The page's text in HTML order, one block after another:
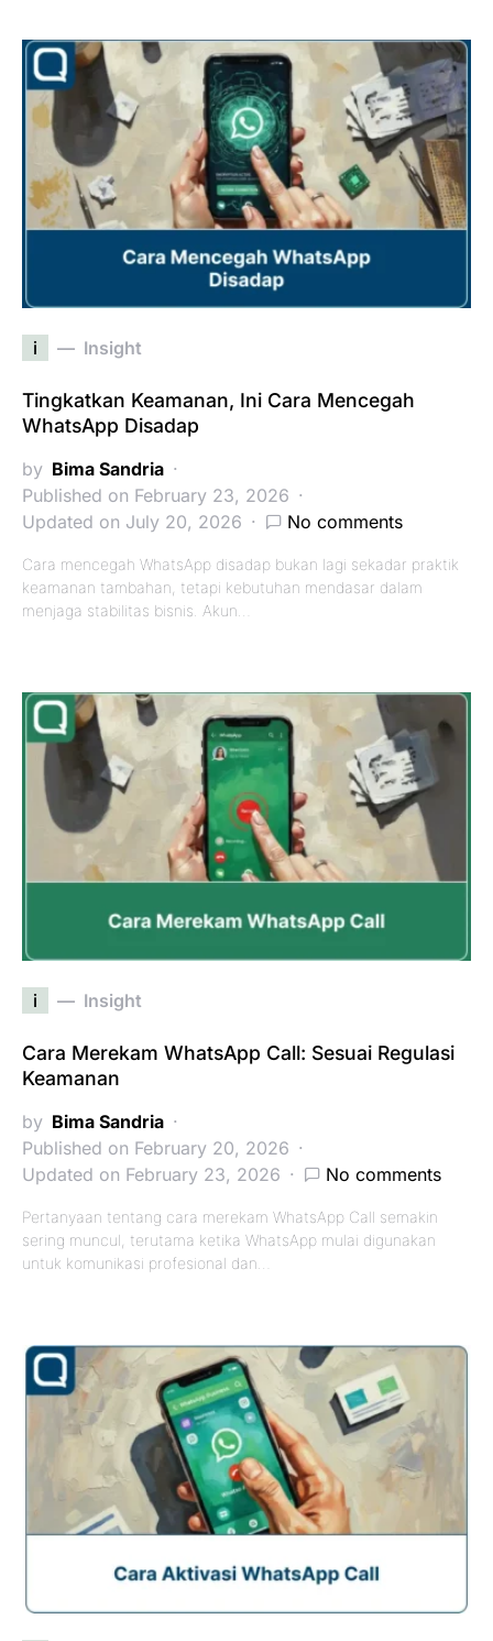
i Insight
Tingkatkan Keamanan, Ini Cara Mencegah
WhatsApp Disadap
by Bima Sandria
Published on February 23, 2026
Updated on July 20, 2026
No comments
Cara mencegah WhatsApp disadap bukan lagi sekadar praktik
keamanan tambahan, tetapi kebutuhan mendasar dalam
menjaga stabilitas bisnis. Akun…
i Insight
Cara Merekam WhatsApp Call: Sesuai Regulasi
Keamanan
by Bima Sandria
Published on February 20, 2026
Updated on February 23, 2026
No comments
Pertanyaan tentang cara merekam WhatsApp Call semakin
sering muncul, terutama ketika WhatsApp mulai digunakan
untuk komunikasi profesional dan…